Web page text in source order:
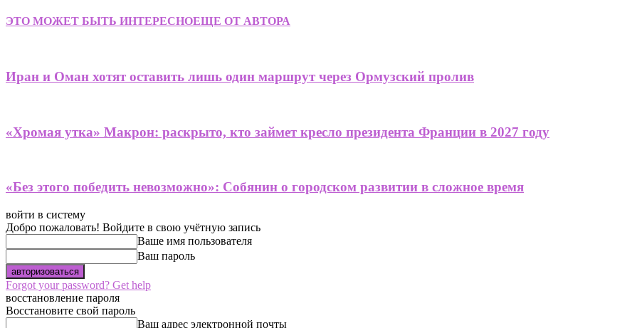
ЭТО МОЖЕТ БЫТЬ ИНТЕРЕСНОЕЩЕ ОТ АВТОРА
Иран и Оман хотят оставить лишь один маршрут через Ормузский пролив
«Хромая утка» Макрон: раскрыто, кто займет кресло президента Франции в 2027 году
«Без этого победить невозможно»: Собянин о городском развитии в сложное время
войти в систему
Добро пожаловать! Войдите в свою учётную запись
Ваше имя пользователя
Ваш пароль
Forgot your password? Get help
восстановление пароля
Восстановите свой пароль
Ваш адрес электронной почты